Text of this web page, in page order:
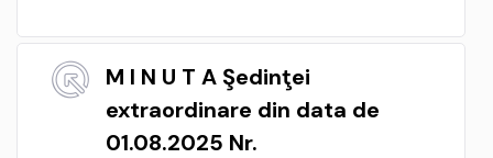
M I N U T A Şedinţei
extraordinare din data de
01.08.2025 Nr.